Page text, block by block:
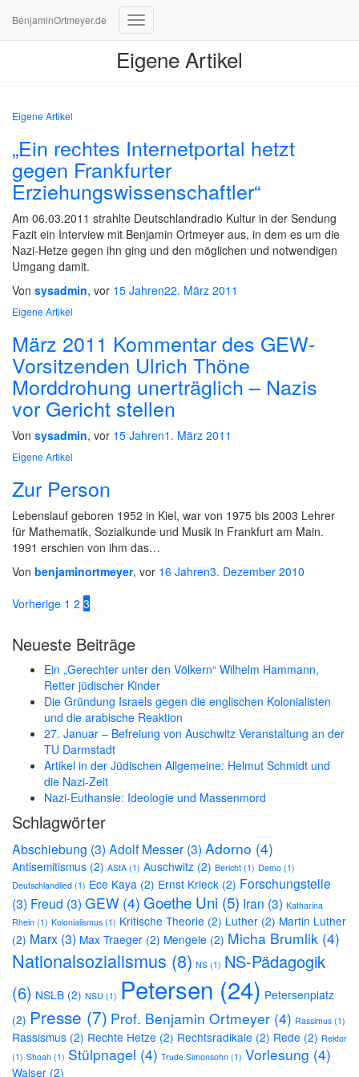
BenjaminOrtmeyer.de
Navigation
umschalten
Eigene Artikel
Eigene Artikel
„Ein rechtes Internetportal hetzt
gegen Frankfurter
Erziehungswissenschaftler“
Am 06.03.2011 strahlte Deutschlandradio Kultur in der Sendung
Fazit ein Interview mit Benjamin Ortmeyer aus, in dem es um die
Nazi-Hetze gegen ihn ging und den möglichen und notwendigen
Umgang damit.
Von sysadmin, vor 15 Jahren22. März 2011
Eigene Artikel
März 2011 Kommentar des GEW-
Vorsitzenden Ulrich Thöne
Morddrohung unerträglich – Nazis
vor Gericht stellen
Von sysadmin, vor 15 Jahren1. März 2011
Eigene Artikel
Zur Person
Lebenslauf geboren 1952 in Kiel, war von 1975 bis 2003 Lehrer
für Mathematik, Sozialkunde und Musik in Frankfurt am Main.
1991 erschien von ihm das…
Von benjaminortmeyer, vor 16 Jahren3. Dezember 2010
Beitragsnavigation
Vorherige 1 2 3
Neueste Beiträge
Ein „Gerechter unter den Völkern“ Wilhelm Hammann,
Retter jüdischer Kinder
Die Gründung Israels gegen die englischen Kolonialisten
und die arabische Reaktion
27. Januar – Befreiung von Auschwitz Veranstaltung an der
TU Darmstadt
Artikel in der Jüdischen Allgemeine: Helmut Schmidt und
die Nazi-Zeit
Nazi-Euthansie: Ideologie und Massenmord
Schlagwörter
Abschiebung (3) Adolf Messer (3) Adorno (4)
Antisemitismus (2) AStA (1) Auschwitz (2) Bericht (1) Demo (1)
Deutschlandlied (1) Ece Kaya (2) Ernst Krieck (2) Forschungstelle
(3) Freud (3) GEW (4) Goethe Uni (5) Iran (3) Katharina
Rhein (1) Kolonialismus (1) Kritische Theorie (2) Luther (2) Martin Luther
(2) Marx (3) Max Traeger (2) Mengele (2) Micha Brumlik (4)
Nationalsozialismus (8) NS (1) NS-Pädagogik
(6) NSLB (2) NSU (1) Petersen (24) Petersenplatz
(2) Presse (7) Prof. Benjamin Ortmeyer (4) Rassimus (1)
Rassismus (2) Rechte Hetze (2) Rechtsradikale (2) Rede (2) Rektor
(1) Shoah (1) Stülpnagel (4) Trude Simonsohn (1) Vorlesung (4)
Walser (2)